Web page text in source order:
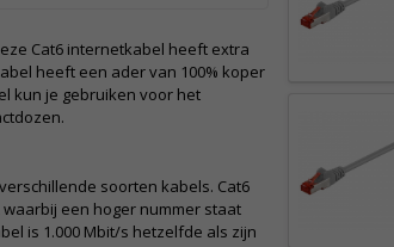
Cat6 internetkabel heeft extra
heeft een ader van 100% koper
kun je gebruiken voor het
soorten kabels. Cat6
een hoger nummer staat
is 1.000 Mbit/s hetzelfde als zijn